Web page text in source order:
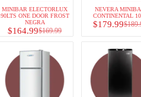
MINIBAR ELECTORLUX
90LTS ONE DOOR FROST
NEGRA
$169.99
$164.99
NEVERA
CONTINENTAL
$
$179.99